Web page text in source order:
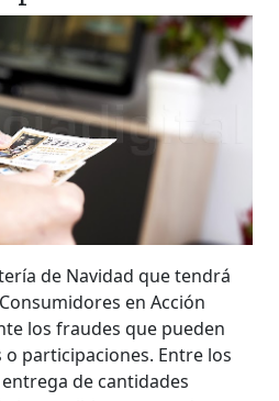
de Navidad que tendrá
en Acción
los fraudes que pueden
participaciones. Entre los
de cantidades